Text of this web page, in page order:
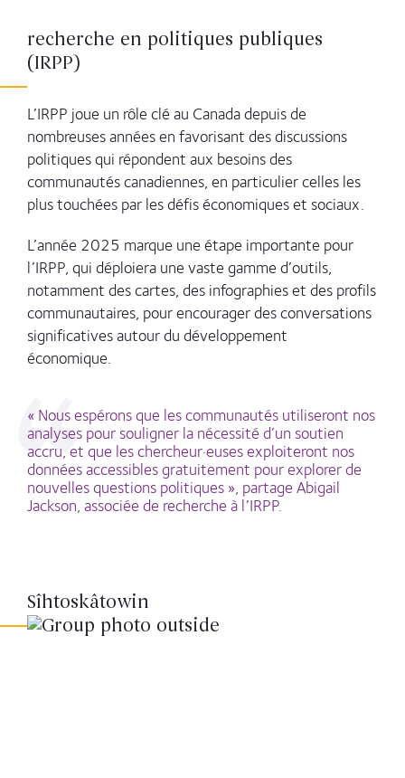
recherche en politiques publiques
(IRPP)
L’IRPP joue un rôle clé au Canada depuis de
nombreuses années en favorisant des discussions
politiques qui répondent aux besoins des
communautés canadiennes, en particulier celles les
plus touchées par les défis économiques et sociaux.
L’année 2025 marque une étape importante pour
l’IRPP, qui déploiera une vaste gamme d’outils,
notamment des cartes, des infographies et des profils
communautaires, pour encourager des conversations
significatives autour du développement
économique.
« Nous espérons que les communautés utiliseront nos
analyses pour souligner la nécessité d’un soutien
accru, et que les chercheur·euses exploiteront nos
données accessibles gratuitement pour explorer de
nouvelles questions politiques », partage Abigail
Jackson, associée de recherche à l’IRPP.
Sîhtoskâtowin